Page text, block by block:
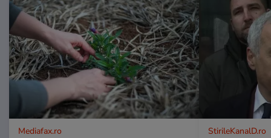
Mediafax.ro StirileKanalD.ro